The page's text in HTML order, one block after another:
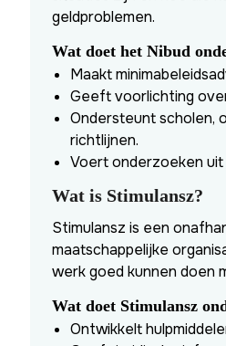
geldproblemen.
Wat doet het Nibud
Maakt
Geeft voorlichting
Ondersteunt scholen,
richtlijnen.
Voert onderzoeken uit
Wat is Stimulansz?
Stimulansz is een
maatschappelijke
werk goed kunnen doen
Wat doet Stimulansz
Ontwikkelt